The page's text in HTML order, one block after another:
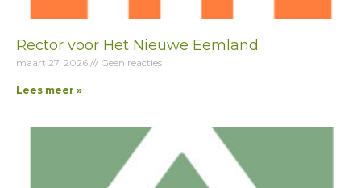
Rector voor Het Nieuwe Eemland
maart 27, 2026 Geen reacties
Lees meer »